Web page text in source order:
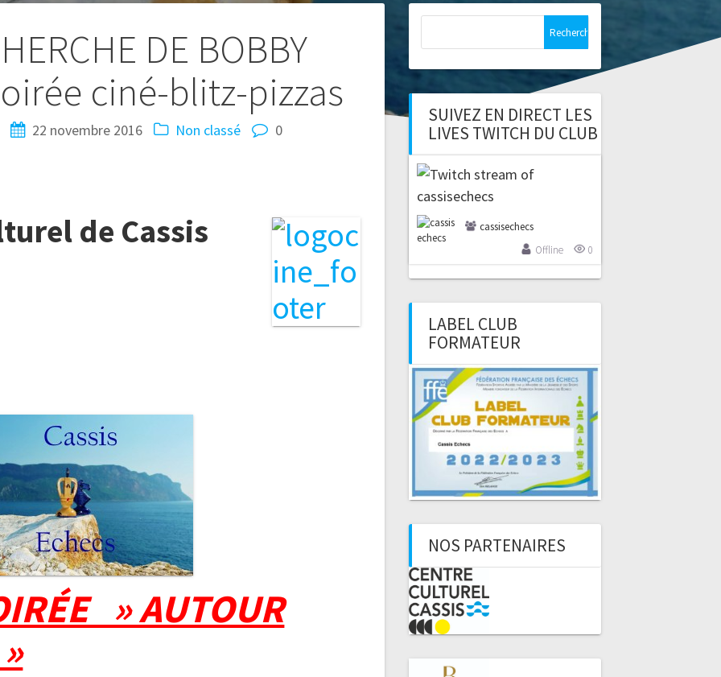
DE BOBBY
ciné-blitz-pizzas
22 novembre 2016 Non classé 0
de Cassis
» AUTOUR
SUIVEZ EN DIRECT LES
LIVES TWITCH DU CLUB
cassisechecs
Offline
0
LABEL CLUB
FORMATEUR
NOS PARTENAIRES